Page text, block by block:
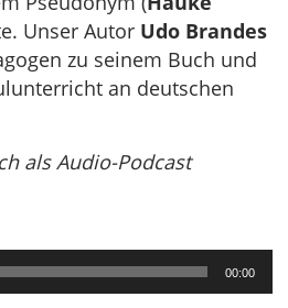
Unser Autor Udo Brandes
zu seinem Buch und
an deutschen
als Audio-Podcast
00:00